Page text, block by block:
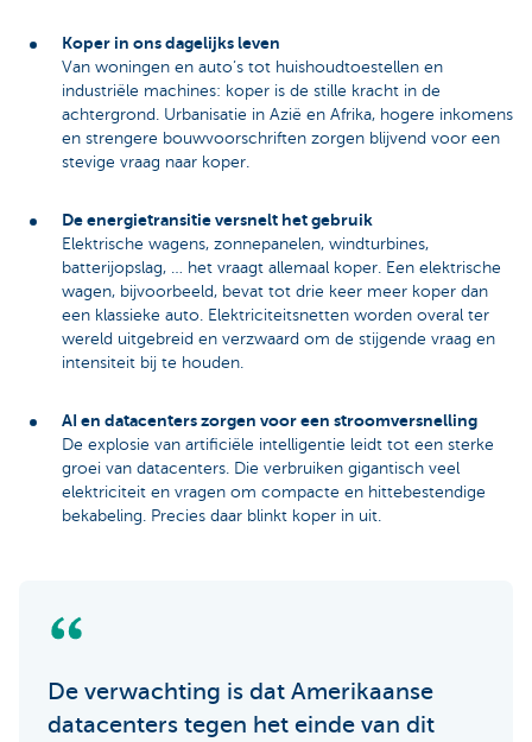
Koper in ons dagelijks leven
Van woningen en auto’s tot huishoudtoestellen en
industriële machines: koper is de stille kracht in de
achtergrond. Urbanisatie in Azië en Afrika, hogere inkomens
en strengere bouwvoorschriften zorgen blijvend voor een
stevige vraag naar koper.
De energietransitie versnelt het gebruik
Elektrische wagens, zonnepanelen, windturbines,
batterijopslag, … het vraagt allemaal koper. Een elektrische
wagen, bijvoorbeeld, bevat tot drie keer meer koper dan
een klassieke auto. Elektriciteitsnetten worden overal ter
wereld uitgebreid en verzwaard om de stijgende vraag en
intensiteit bij te houden.
AI en datacenters zorgen voor een stroomversnelling
De explosie van artificiële intelligentie leidt tot een sterke
groei van datacenters. Die verbruiken gigantisch veel
elektriciteit en vragen om compacte en hittebestendige
bekabeling. Precies daar blinkt koper in uit.
De verwachting is dat Amerikaanse
datacenters tegen het einde van dit